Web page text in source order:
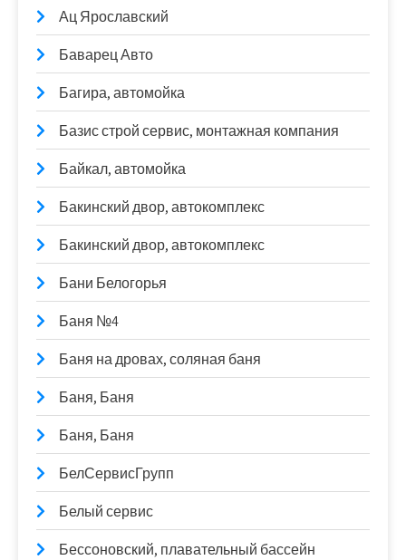
Ац Ярославский
Баварец Авто
Багира, автомойка
Базис строй сервис, монтажная компания
Байкал, автомойка
Бакинский двор, автокомплекс
Бакинский двор, автокомплекс
Бани Белогорья
Баня №4
Баня на дровах, соляная баня
Баня, Баня
Баня, Баня
БелСервисГрупп
Белый сервис
Бессоновский, плавательный бассейн